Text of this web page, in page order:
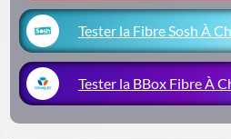
Tester la Fibre Sosh À
Tester la BBox Fibre À